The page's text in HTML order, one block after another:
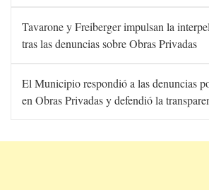
Tavarone y Freiberger impulsan la
tras las denuncias sobre Obras Privadas
El Municipio respondió a las denuncias
en Obras Privadas y defendió la